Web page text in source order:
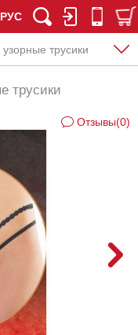
РУС
трусики
трусики
Отзывы(0)